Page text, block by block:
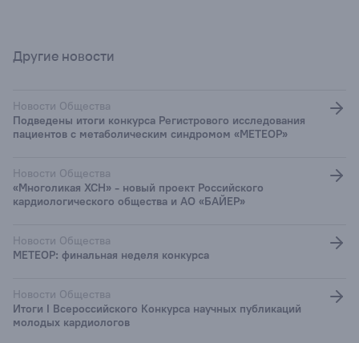
Другие новости
Новости Общества
Подведены итоги конкурса Регистрового исследования
пациентов с метаболическим синдромом «МЕТЕОР»
Новости Общества
«Многоликая ХСН» - новый проект Российского
кардиологического общества и АО «БАЙЕР»
Новости Общества
МЕТЕОР: финальная неделя конкурса
Новости Общества
Итоги I Всероссийского Конкурса научных публикаций
молодых кардиологов